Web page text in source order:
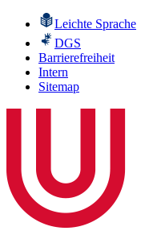
Leichte Sprache
DGS
Barrierefreiheit
Intern
Sitemap